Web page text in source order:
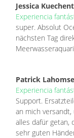
Jessica
Experiencia
super. Absolut
nächsten Tag
Patrick
Experiencia
Support.
an mich
alles dafür getan,
sehr guten